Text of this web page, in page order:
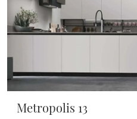
Metropolis 13